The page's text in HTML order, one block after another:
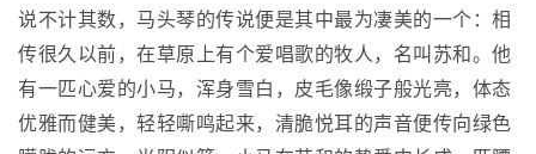
说不计其数，马头琴的传说便是其中最为凄美的一个：相
传很久以前，在草原上有个爱唱歌的牧人，名叫苏和。他
有一匹心爱的小马，浑身雪白，皮毛像缎子般光亮，体态
优雅而健美，轻轻嘶鸣起来，清脆悦耳的声音便传向绿色